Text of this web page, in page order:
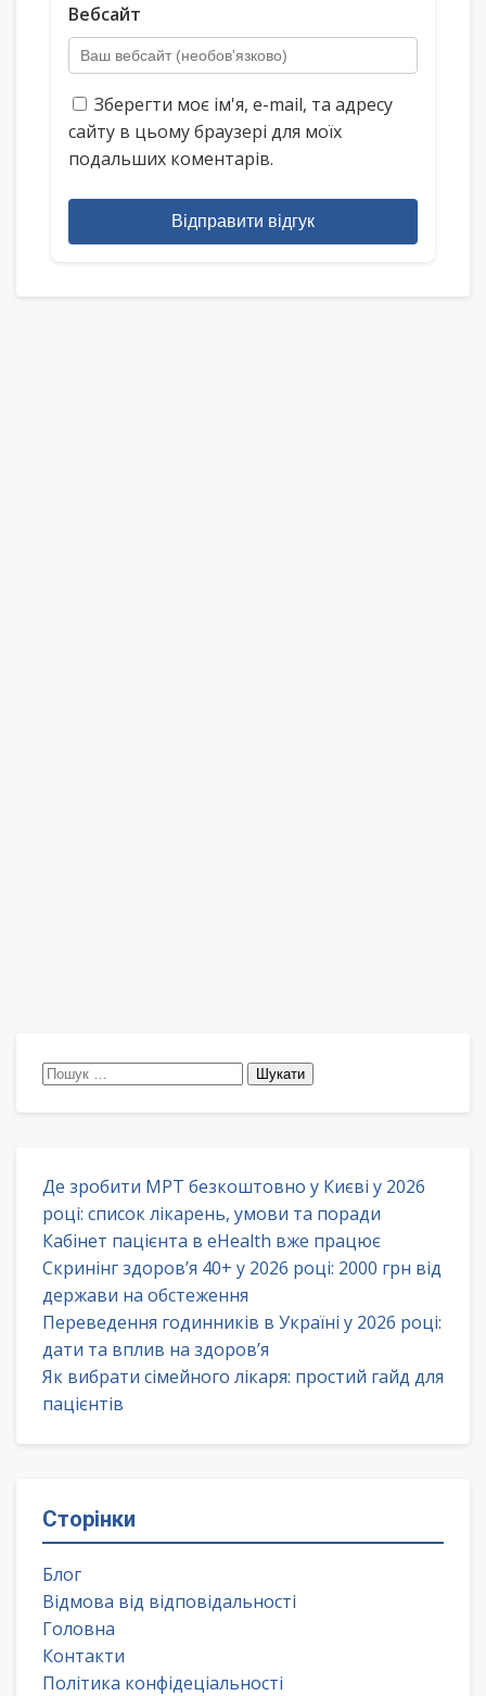
Вебсайт
Зберегти моє ім'я, e-mail, та адресу
сайту в цьому браузері для моїх
подальших коментарів.
Відправити відгук
Пошук:
Де зробити МРТ безкоштовно у Києві у 2026
році: список лікарень, умови та поради
Кабінет пацієнта в eHealth вже працює
Скринінг здоров’я 40+ у 2026 році: 2000 грн від
держави на обстеження
Переведення годинників в Україні у 2026 році:
дати та вплив на здоров’я
Як вибрати сімейного лікаря: простий гайд для
пацієнтів
Сторінки
Блог
Відмова від відповідальності
Головна
Контакти
Політика конфідеціальності